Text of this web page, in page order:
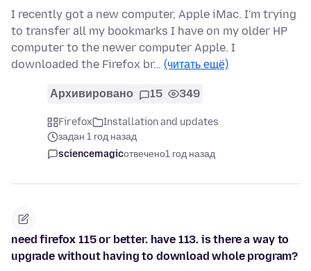
I recently got a new computer, Apple iMac. I'm trying
to transfer all my bookmarks I have on my older HP
computer to the newer computer Apple. I
downloaded the Firefox br… (читать ещё)
Архивировано 15 349
Firefox
Installation and updates
задан 1 год назад
sciencemagicотвечено1 год назад
need firefox 115 or better. have 113. is there a way to
upgrade without having to download whole program?